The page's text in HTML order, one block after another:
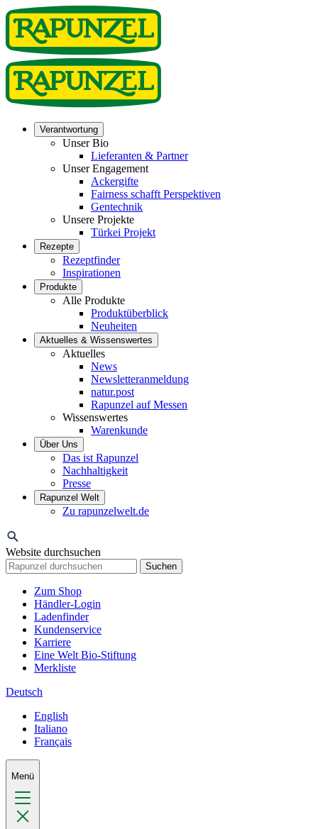
Verantwortung
Unser Bio
Lieferanten & Partner
Unser Engagement
Ackergifte
Fairness schafft Perspektiven
Gentechnik
Unsere Projekte
Türkei Projekt
Rezepte
Rezeptfinder
Inspirationen
Produkte
Alle Produkte
Produktüberblick
Neuheiten
Aktuelles & Wissenswertes
Aktuelles
News
Newsletteranmeldung
natur.post
Rapunzel auf Messen
Wissenswertes
Warenkunde
Über Uns
Das ist Rapunzel
Nachhaltigkeit
Presse
Rapunzel Welt
Zu rapunzelwelt.de
Website durchsuchen
Suchen
Zum Shop
Händler-Login
Ladenfinder
Kundenservice
Karriere
Eine Welt Bio-Stiftung
Merkliste
Deutsch
English
Italiano
Français
Menü